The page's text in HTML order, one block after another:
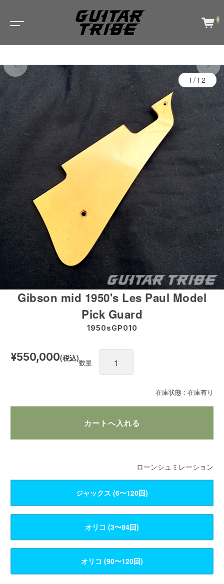
0
1/12
Gibson mid 1950's Les Paul Model
Pick Guard
1950sGP010
在庫状態 : 在庫有り
¥550,000(税込)
数量
ローンシュミレーション
ジャックス (6〜120回)